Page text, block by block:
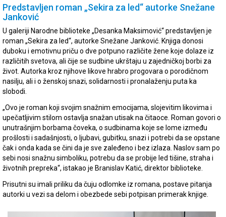
Predstavljen roman „Sekira za led“ autorke Snežane
Janković
U galeriji Narodne biblioteke „Desanka Maksimović“ predstavljen je
roman „Sekira za led“, autorke Snežane Janković. Knjiga donosi
duboku i emotivnu priču o dve potpuno različite žene koje dolaze iz
različitih svetova, ali čije se sudbine ukrštaju u zajedničkoj borbi za
život. Autorka kroz njihove likove hrabro progovara o porodičnom
nasilju, ali i o ženskoj snazi, solidarnosti i pronalaženju puta ka
slobodi.
„Ovo je roman koji svojim snažnim emocijama, slojevitim likovima i
upečatljivim stilom ostavlja snažan utisak na čitaoce. Roman govori o
unutrašnjim borbama čoveka, o sudbinama koje se lome između
prošlosti i sadašnjosti, o ljubavi, gubitku, snazi i potrebi da se opstane
čak i onda kada se čini da je sve zaleđeno i bez izlaza. Naslov sam po
sebi nosi snažnu simboliku, potrebu da se probije led tišine, straha i
životnih prepreka“, istakao je Branislav Katić, direktor biblioteke.
Prisutni su imali priliku da čuju odlomke iz romana, postave pitanja
autorki u vezi sa delom i obezbede sebi potpisan primerak knjige.